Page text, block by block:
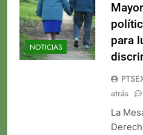
NOTICIAS
para
atrás
La